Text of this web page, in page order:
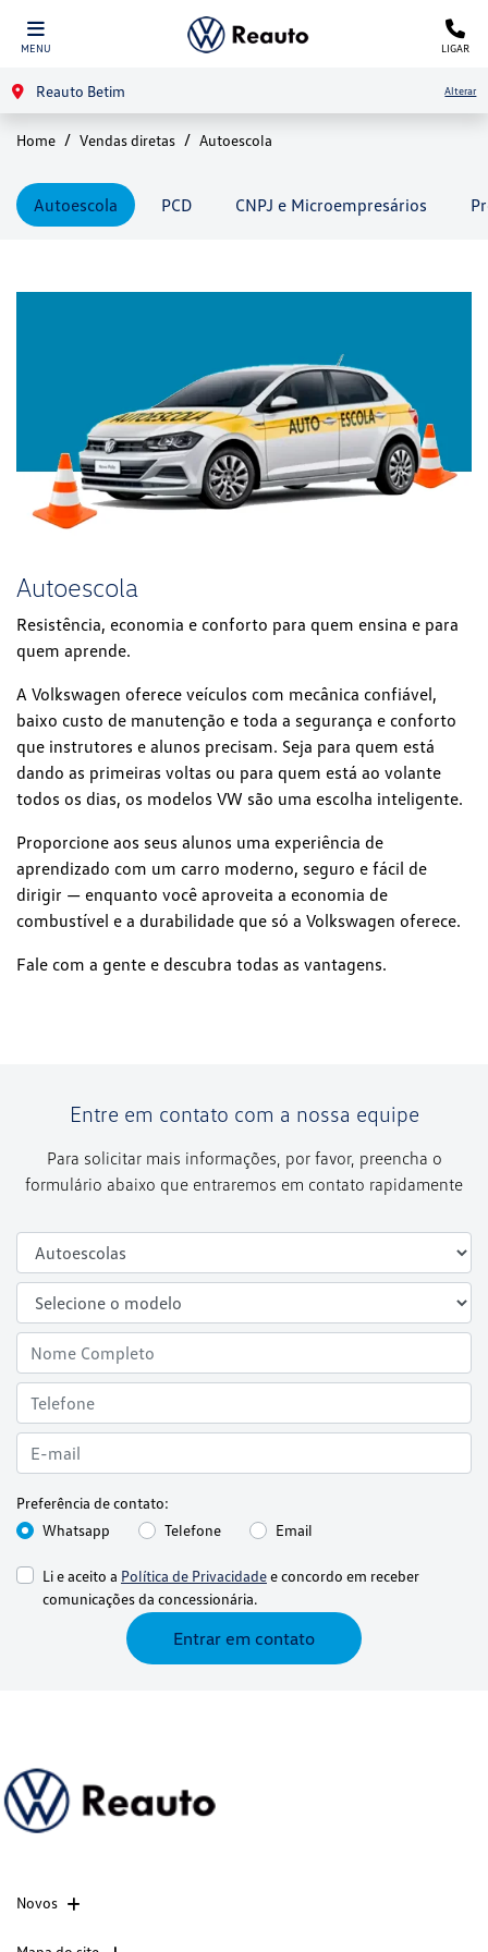
MENU LIGAR
Reauto Betim Alterar
Home Vendas diretas Autoescola
PCD CNPJ e Microempresários
Autoescola
Autoescola
Resistência, economia e conforto para quem ensina e para
quem aprende.
A Volkswagen oferece veículos com mecânica confiável,
baixo custo de manutenção e toda a segurança e conforto
que instrutores e alunos precisam. Seja para quem está
dando as primeiras voltas ou para quem está ao volante
todos os dias, os modelos VW são uma escolha inteligente.
Proporcione aos seus alunos uma experiência de
aprendizado com um carro moderno, seguro e fácil de
dirigir — enquanto você aproveita a economia de
combustível e a durabilidade que só a Volkswagen oferece.
Fale com a gente e descubra todas as vantagens.
Entre em contato com a nossa equipe
Para solicitar mais informações, por favor, preencha o
formulário abaixo que entraremos em contato rapidamente
Preferência de contato:
Whatsapp
Telefone Email
Li e aceito a Política de Privacidadee concordo em receber
comunicações da concessionária.
Entrar em contato
Novos